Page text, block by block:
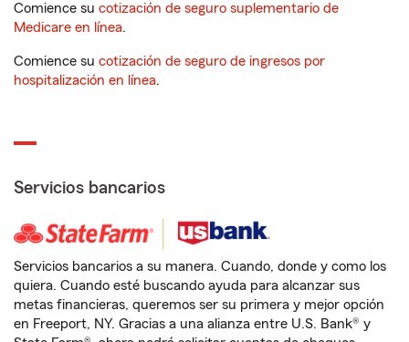
Comience su cotización de seguro suplementario de
Medicare en línea.
Comience su cotización de seguro de ingresos por
hospitalización en línea.
Servicios bancarios
Servicios bancarios a su manera. Cuando, donde y como los
quiera. Cuando esté buscando ayuda para alcanzar sus
metas financieras, queremos ser su primera y mejor opción
en Freeport, NY. Gracias a una alianza entre U.S. Bank® y